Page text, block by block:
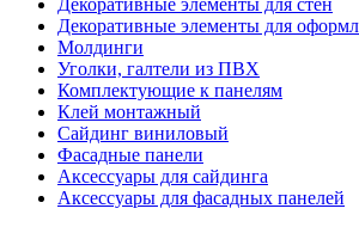
Декоративные элементы для стен
Декоративные элементы для
Молдинги
Уголки, галтели из ПВХ
Комплектующие к панелям
Клей монтажный
Сайдинг виниловый
Фасадные панели
Аксессуары для сайдинга
Аксессуары для фасадных панелей